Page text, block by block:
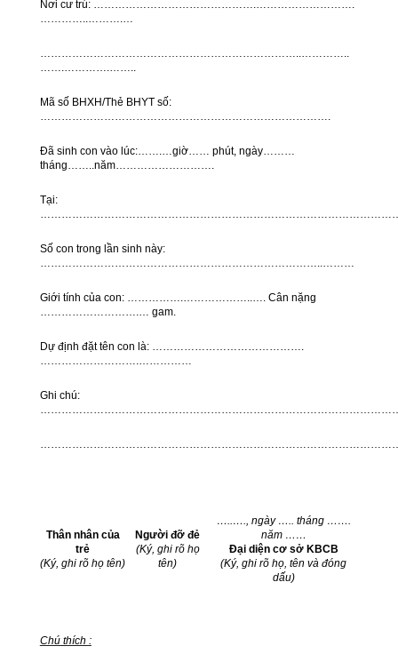
Nơi cư trú: ……………………………………….……………………….
…………..……….…
………………………………………………………………..…………..
…….………….……..
Mã số BHXH/Thẻ BHYT số:
……………………………………………………………………….
Đã sinh con vào lúc:…….…giờ…… phút, ngày………
tháng……..năm……………………….
Tại:
Số con trong lần sinh này:
……………………………………………………………………..………
Giới tính của con: …………….………………..…. Cân nặng
……………………….… gam.
Dự định đặt tên con là: …………………………………….
……………………….……………
Ghi chú:
Thân nhân của
trẻ
(Ký, ghi rõ họ tên)
Người đỡ đẻ
(Ký, ghi rõ họ
tên)
…..…., ngày ….. tháng …….
năm ……
Đại diện cơ sở KBCB
(Ký, ghi rõ họ, tên và đóng
dấu)
Chú thích :